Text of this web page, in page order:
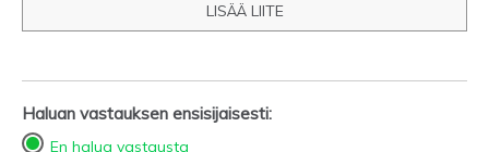
LISÄÄ LIITE
Haluan vastauksen ensisijaisesti:
En halua vastausta